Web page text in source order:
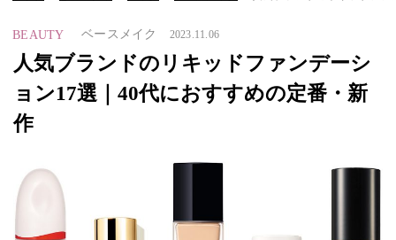
BEAUTY ベースメイク 2023.11.06
人気ブランドのリキッドファンデーシ
ョン17選｜40代におすすめの定番・新
作